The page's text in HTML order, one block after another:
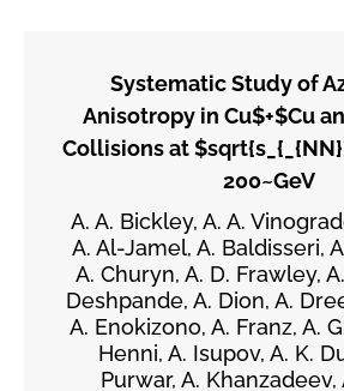
Systematic Study of
Anisotropy in Cu$+$Cu
Collisions at
200~GeV
A. A. Bickley, A. A.
A. Al-Jamel, A. Baldisseri,
A. Churyn, A. D. Frawley,
Deshpande, A. Dion, A.
A. Enokizono, A. Franz, A.
Henni, A. Isupov, A. K.
Purwar, A. Khanzadeev,